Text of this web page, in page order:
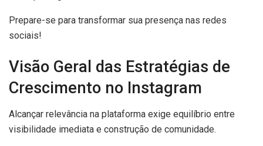
Prepare-se para transformar sua presença nas redes
sociais!
Visão Geral das Estratégias de
Crescimento no Instagram
Alcançar relevância na plataforma exige equilíbrio entre
visibilidade imediata e construção de comunidade.